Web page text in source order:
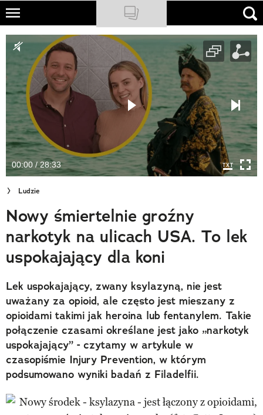
Skip
main
content
NATIONAL GEOGRAPHIC
TRAVELER
PODCASTY
Sklep
Newsletter
Cuda Polski
Wielki Konkurs Fotograficzny
Trendbook Podróżniczy
Polecane
00:00 / 28:33
Ludzie
Nowy śmiertelnie groźny
narkotyk na ulicach USA. To lek
uspokajający dla koni
Lek uspokajający, zwany ksylazyną, nie jest
uważany za opioid, ale często jest mieszany z
opioidami takimi jak heroina lub fentanylem. Takie
połączenie czasami określane jest jako „narkotyk
uspokajający” - czytamy w artykule w
czasopiśmie Injury Prevention, w którym
podsumowano wyniki badań z Filadelfii.